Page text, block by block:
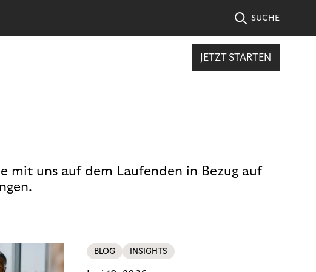
SUCHE
JETZT STARTEN
mit uns auf dem Laufenden in Bezug auf
BLOG INSIGHTS